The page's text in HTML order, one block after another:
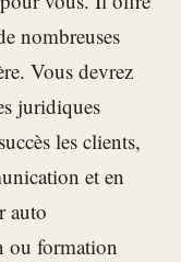
nombreuses
Vous devrez
juridiques
les clients,
et en
auto
ou formation